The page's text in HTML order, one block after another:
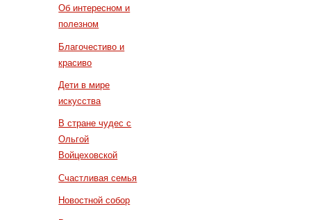
Об интересном и
полезном
Благочестиво и
красиво
Дети в мире
искусства
В стране чудес с
Ольгой
Войцеховской
Счастливая семья
Новостной собор